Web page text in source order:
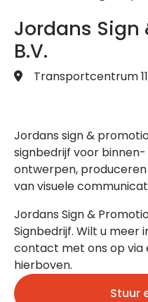
Jordans Sign
B.V.
Transportcentrum
Jordans sign &
signbedrijf voor
ontwerpen,
van visuele
Jordans Sign &
Signbedrijf. Wilt u meer
contact met ons op via
hierboven.
Stuur